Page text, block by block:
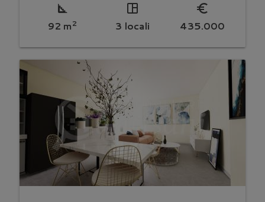
square_foot
92 m2
space_dashboard
3 locali
euro_symbol
435.000